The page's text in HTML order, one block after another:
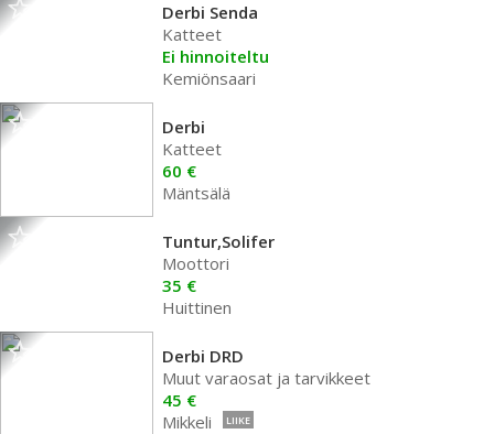
Derbi Senda
Katteet
Ei hinnoiteltu
Kemiönsaari
Derbi
Katteet
60 €
Mäntsälä
Tuntur,Solifer
Moottori
35 €
Huittinen
Derbi DRD
Muut varaosat ja tarvikkeet
45 €
Mikkeli
LIIKE